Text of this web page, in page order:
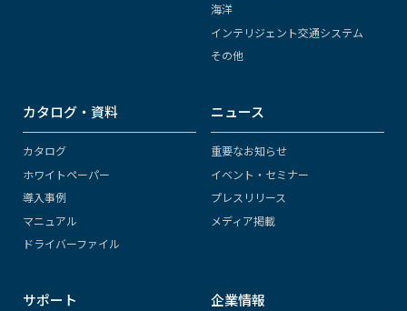
海洋
インテリジェント交通システム
その他
カタログ・資料
カタログ
ホワイトペーパー
導入事例
マニュアル
ドライバーファイル
ニュース
重要なお知らせ
イベント・セミナー
プレスリリース
メディア掲載
サポート 企業情報